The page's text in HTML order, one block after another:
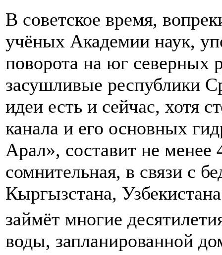
В советское время,
учёных Академии наук,
поворота на юг северных
засушливые республики
идеи есть и сейчас, хотя
канала и его основных
Арал», составит не менее
сомнительная, в связи с
Кыргызстана,
займёт многие
воды, запланированной